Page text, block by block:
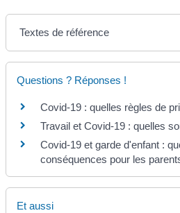
Textes de référence
Questions ? Réponses !
Covid-19 : quelles règles de
Travail et Covid-19 : quelles
Covid-19 et garde d'enfant :
conséquences pour les
Et aussi